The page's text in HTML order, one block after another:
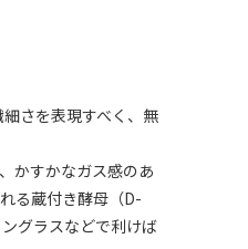
さを表現すべく、無
かすかなガス感のあ
る蔵付き酵母（D-
グラスなどで利けば